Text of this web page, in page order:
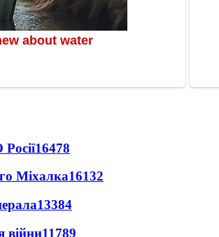
16478
Міхалка16132
13384
війни11789